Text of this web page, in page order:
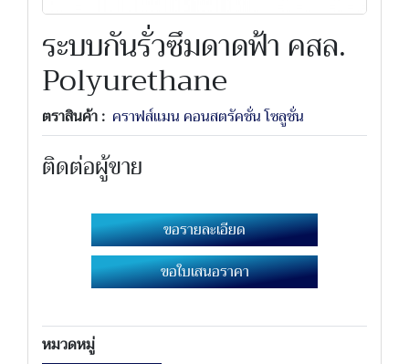
ระบบกันรั่วซึมดาดฟ้า คสล.
Polyurethane
ตราสินค้า : คราฟส์แมน คอนสตรัคชั่น โซลูชั่น
ติดต่อผู้ขาย
ขอรายละเอียด
ขอใบเสนอราคา
หมวดหมู่